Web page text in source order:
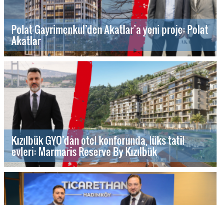
Polat Gayrimenkul’den Akatlar’a yeni proje: Polat
Akatlar
Kızılbük GYO’dan otel konforunda, lüks tatil
evleri: Marmaris Reserve By Kızılbük